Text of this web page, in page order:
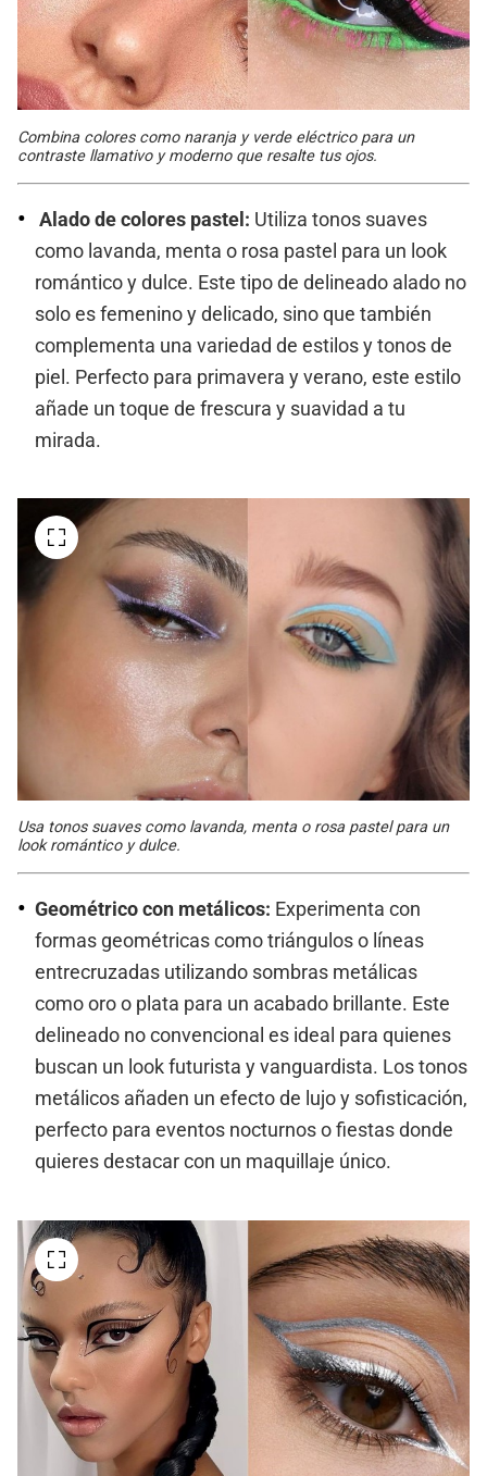
Combina colores como naranja y verde eléctrico para un
contraste llamativo y moderno que resalte tus ojos.
Alado de colores pastel: Utiliza tonos suaves
como lavanda, menta o rosa pastel para un look
romántico y dulce. Este tipo de delineado alado no
solo es femenino y delicado, sino que también
complementa una variedad de estilos y tonos de
piel. Perfecto para primavera y verano, este estilo
añade un toque de frescura y suavidad a tu
mirada.
Usa tonos suaves como lavanda, menta o rosa pastel para un
look romántico y dulce.
Geométrico con metálicos: Experimenta con
formas geométricas como triángulos o líneas
entrecruzadas utilizando sombras metálicas
como oro o plata para un acabado brillante. Este
delineado no convencional es ideal para quienes
buscan un look futurista y vanguardista. Los tonos
metálicos añaden un efecto de lujo y sofisticación,
perfecto para eventos nocturnos o fiestas donde
quieres destacar con un maquillaje único.